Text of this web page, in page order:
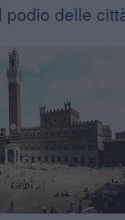
podio delle